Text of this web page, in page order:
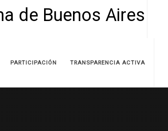
PARTICIPACIÓN TRANSPARENCIA ACTIVA